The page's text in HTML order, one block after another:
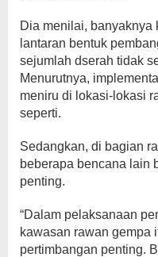
Dia menilai, banyaknya
lantaran bentuk
sejumlah dserah tidak
Menurutnya,
meniru di lokasi-lokasi
seperti.
Sedangkan, di bagian
beberapa bencana lain
penting.
“Dalam pelaksanaan
kawasan rawan gempa
pertimbangan penting.